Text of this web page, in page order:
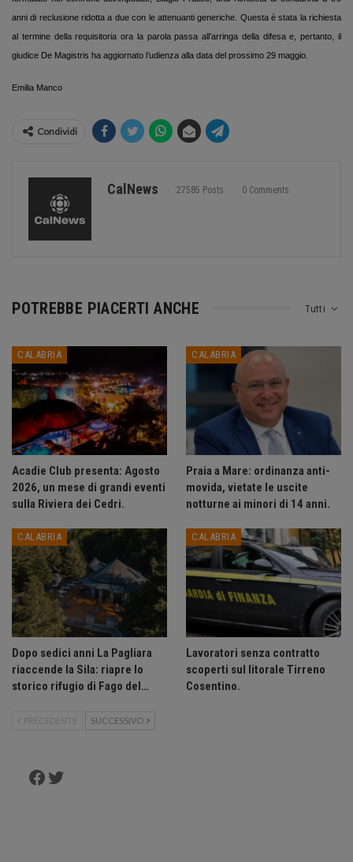
anni di reclusione ridotta a due con le attenuanti generiche. Questa è stata la richiesta
al termine della requisitoria ora la parola passa all’arringa della difesa e, pertanto, il
giudice De Magistris ha aggiornato l’udienza alla data del prossimo 29 maggio.
Emilia Manco
Condividi
CalNews 27585 Posts 0 Comments
Tutti
POTREBBE PIACERTI ANCHE
CALABRIA
Acadie Club presenta: Agosto
2026, un mese di grandi eventi
sulla Riviera dei Cedri.
CALABRIA
Praia a Mare: ordinanza anti-
movida, vietate le uscite
notturne ai minori di 14 anni.
CALABRIA
Dopo sedici anni La Pagliara
riaccende la Sila: riapre lo
storico rifugio di Fago del…
CALABRIA
Lavoratori senza contratto
scoperti sul litorale Tirreno
Cosentino.
PRECEDENTE SUCCESSIVO
Facebook
Twitter